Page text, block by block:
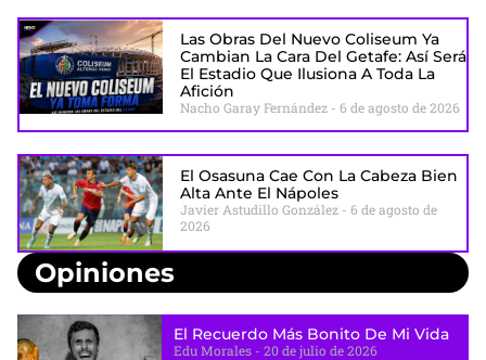
Las Obras Del Nuevo Coliseum Ya
Cambian La Cara Del Getafe: Así Será
El Estadio Que Ilusiona A Toda La
Afición
Nacho Garay Fernández 6 de agosto de 2026
El Osasuna Cae Con La Cabeza Bien
Alta Ante El Nápoles
Javier Astudillo González
6 de agosto de
2026
Opiniones
El Recuerdo Más Bonito De Mi Vida
Edu Morales 20 de julio de 2026